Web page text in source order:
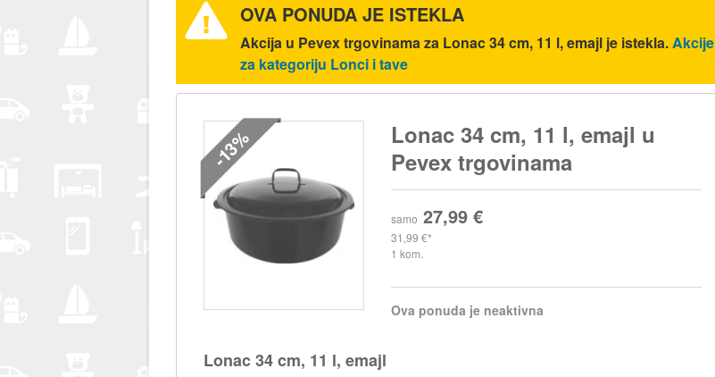
OVA PONUDA JE ISTEKLA
Akcija u Pevex trgovinama za Lonac 34 cm, 11 l, emajl je istekla.Akcije
za kategoriju Lonci i tave
-13%
Lonac 34 cm, 11 l, emajl u
Pevex trgovinama
samo 27,99 €
31,99 €
1 kom.
Ova ponuda je neaktivna
Lonac 34 cm, 11 l, emajl